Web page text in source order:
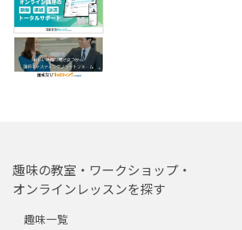
趣味の教室・ワークショップ・
オンラインレッスンを探す
趣味一覧